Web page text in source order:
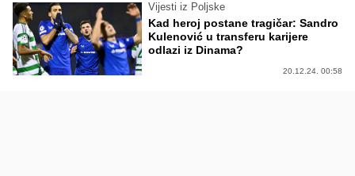
Vijesti iz Poljske
Kad heroj postane tragičar: Sandro
Kulenović u transferu karijere
odlazi iz Dinama?
20.12.24. 00:58